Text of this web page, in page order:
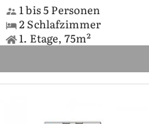
1 bis 5 Personen
2 Schlafzimmer
1. Etage, 75m²